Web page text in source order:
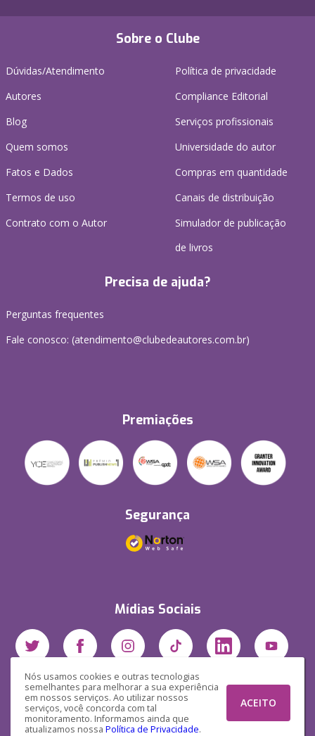
Nós usamos cookies e outras tecnologias
semelhantes para melhorar a sua experiência
em nossos serviços. Ao utilizar nossos
serviços, você concorda com tal
monitoramento. Informamos ainda que
atualizamos nossa Política de Privacidade.
ACEITO
Sobre o Clube
Dúvidas/Atendimento
Autores
Blog
Quem somos
Fatos e Dados
Termos de uso
Contrato com o Autor
Política de privacidade
Compliance Editorial
Serviços profissionais
Universidade do autor
Compras em quantidade
Canais de distribuição
Simulador de publicação
de livros
Precisa de ajuda?
Perguntas frequentes
Fale conosco: (atendimento@clubedeautores.com.br)
Premiações
Segurança
Mídias Sociais